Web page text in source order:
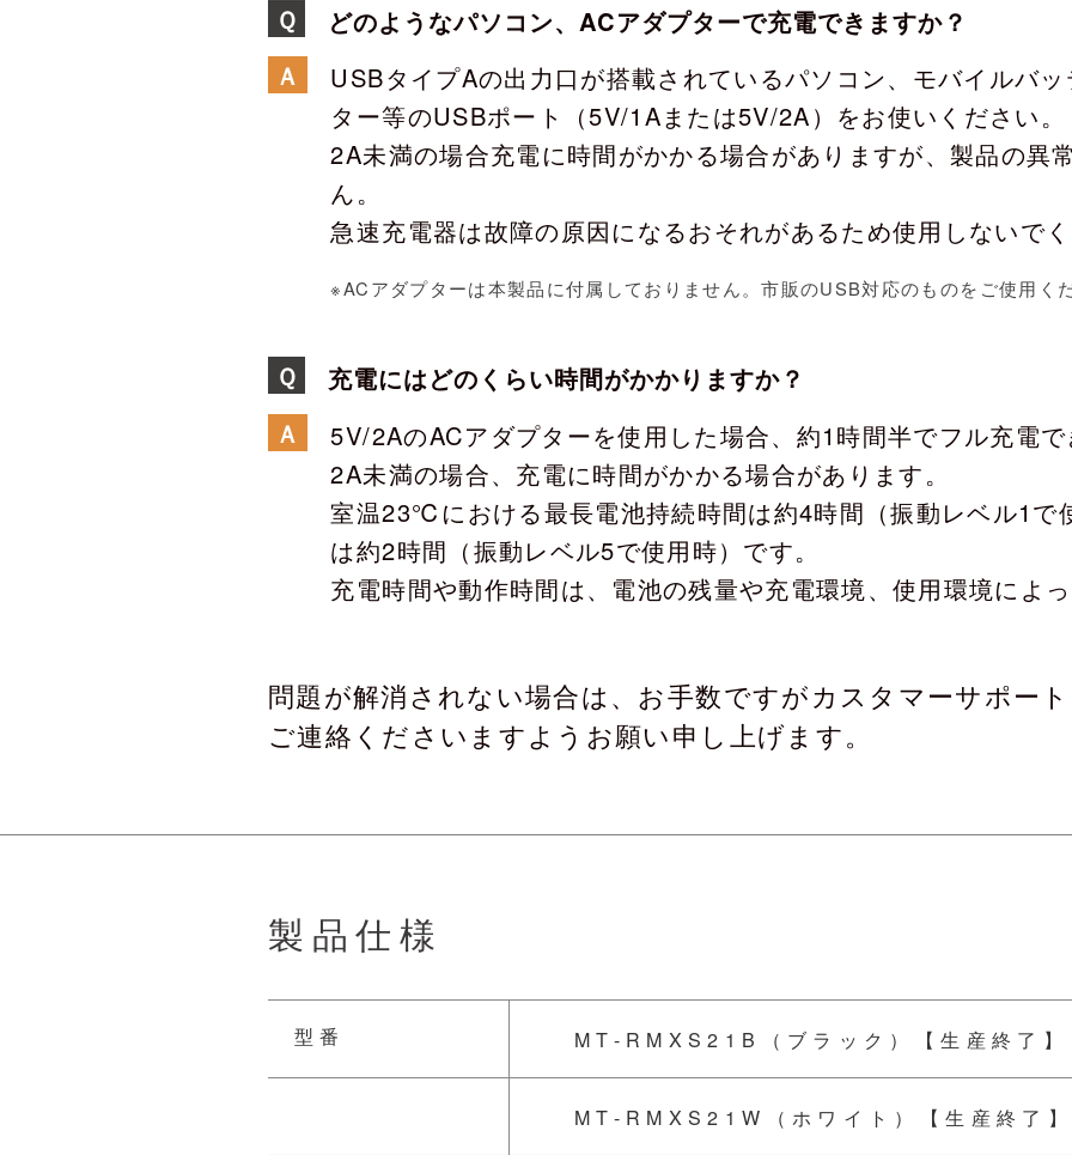
Ｑ
どのようなパソコン、ACアダプターで充電できますか？
Ａ
USBタイプAの出力口が搭載されているパソコン、モバイルバ
ター等のUSBポート（5V/1Aまたは5V/2A）をお使いください。
2A未満の場合充電に時間がかかる場合がありますが、製品の異
ん。
急速充電器は故障の原因になるおそれがあるため使用しないで
※ACアダプターは本製品に付属しておりません。市販のUSB対応のものをご使用く
Ｑ
充電にはどのくらい時間がかかりますか？
Ａ
5V/2AのACアダプターを使用した場合、約1時間半でフル充電
2A未満の場合、充電に時間がかかる場合があります。
室温23℃における最長電池持続時間は約4時間（振動レベル1で
は約2時間（振動レベル5で使用時）です。
充電時間や動作時間は、電池の残量や充電環境、使用環境によ
問題が解消されない場合は、お手数ですがカスタマーサポー
ご連絡くださいますようお願い申し上げます。
製品仕様
型番 MT-RMXS21B（ブラック）【生産終了】
MT-RMXS21W（ホワイト）【生産終了